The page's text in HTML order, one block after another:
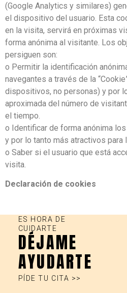
(Google Analytics y similares)
el dispositivo del usuario. Esta
en la visita, servirá en próximas
forma anónima al visitante. Los
persiguen son:
o Permitir la identificación
navegantes a través de la
dispositivos, no personas) y por
aproximada del número de
el tiempo.
o Identificar de forma anónima
y por lo tanto más atractivos para
o Saber si el usuario que está
visita.
Declaración de cookies
ES HORA DE
CUIDARTE
DÉJAME
AYUDARTE
PÍDE TU CITA >>